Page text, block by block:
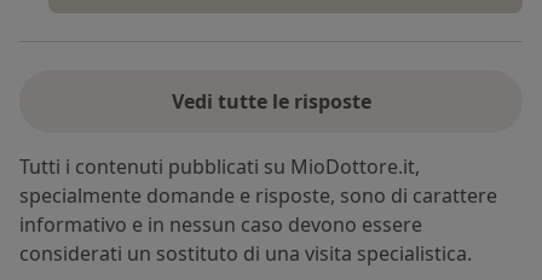
Vedi tutte le risposte
Tutti i contenuti pubblicati su MioDottore.it,
specialmente domande e risposte, sono di carattere
informativo e in nessun caso devono essere
considerati un sostituto di una visita specialistica.